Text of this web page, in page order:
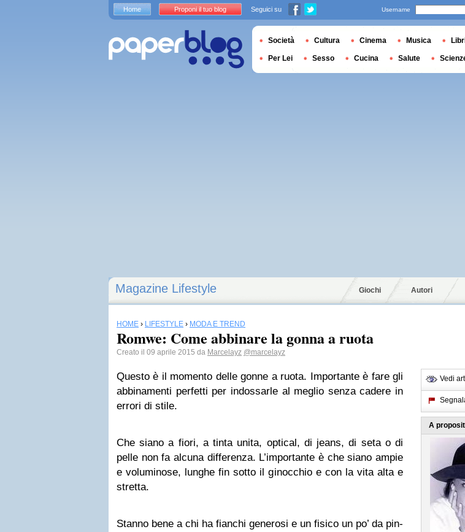
Magazine Lifestyle Giochi Autori
HOME › LIFESTYLE › MODA E TREND
Romwe: Come abbinare la gonna a ruota
Creato il 09 aprile 2015 da Marcelayz @marcelayz
Questo è il momento delle gonne a ruota. Importante è fare gli
abbinamenti perfetti per indossarle al meglio senza cadere in
errori di stile.
Che siano a fiori, a tinta unita, optical, di jeans, di seta o di
pelle non fa alcuna differenza. L’importante è che siano ampie
e voluminose, lunghe fin sotto il ginocchio e con la vita alta e
stretta.
Stanno bene a chi ha fianchi generosi e un fisico un po’ da pin-
Vedi
A
Home Proponi il tuo blog Seguici su Username
Società Cultura Cinema Musica
Per Lei Sesso Cucina Salute